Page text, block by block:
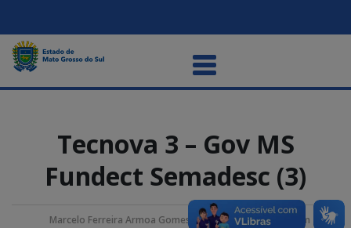
Tecnova 3 – Gov MS
Fundect Semadesc (3)
Marcelo Ferreira Armoa Gomes
19/julho/2024 9:21 am